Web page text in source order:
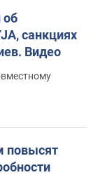
об
санкциях
Видео
повысят